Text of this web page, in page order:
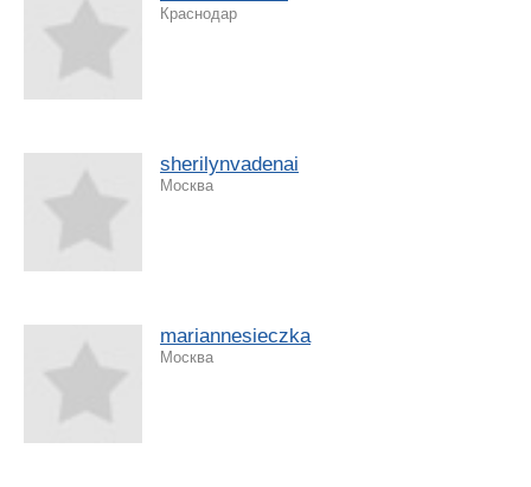
Краснодар
sherilynvadenai
Москва
mariannesieczka
Москва